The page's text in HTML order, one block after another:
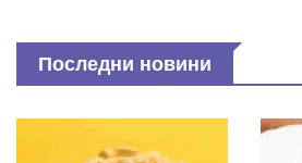
Последни новини